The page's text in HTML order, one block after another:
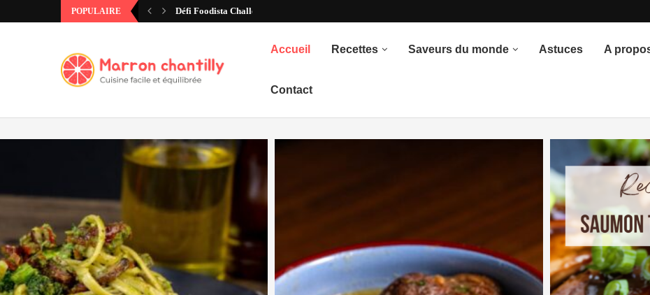
POPULAIRE Défi Foodista Challenge #97 – Annonce du thème
Accueil Recettes Saveurs du monde Astuces A
Contact